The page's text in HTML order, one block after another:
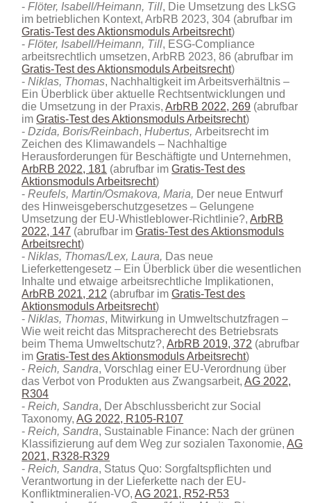
Flöter, Isabell/Heimann, Till, Die Umsetzung des LkSG
im betrieblichen Kontext, ArbRB 2023, 304 (abrufbar im
Gratis-Test des Aktionsmoduls Arbeitsrecht)
Flöter, Isabell/Heimann, Till, ESG-Compliance
arbeitsrechtlich umsetzen, ArbRB 2023, 86 (abrufbar im
Gratis-Test des Aktionsmoduls Arbeitsrecht)
Niklas, Thomas, Nachhaltigkeit im Arbeitsverhältnis –
Ein Überblick über aktuelle Rechtsentwicklungen und
die Umsetzung in der Praxis,ArbRB 2022, 269 (abrufbar
imGratis-Test des Aktionsmoduls Arbeitsrecht)
Dzida, Boris/Reinbach,Hubertus,Arbeitsrecht im
Zeichen des Klimawandels – Nachhaltige
Herausforderungen für Beschäftigte und Unternehmen,
ArbRB 2022, 181 (abrufbar imGratis-Test des
Aktionsmoduls Arbeitsrecht)
Reufels, Martin/Osmakova, Maria, Der neue Entwurf
des Hinweisgeberschutzgesetzes – Gelungene
Umsetzung der EU-Whistleblower-Richtlinie?,ArbRB
2022, 147 (abrufbar imGratis-Test des Aktionsmoduls
Arbeitsrecht)
Niklas, Thomas/Lex, Laura, Das neue
Lieferkettengesetz – Ein Überblick über die wesentlichen
Inhalte und etwaige arbeitsrechtliche Implikationen,
ArbRB 2021, 212 (abrufbar imGratis-Test des
Aktionsmoduls Arbeitsrecht)
Niklas, Thomas, Mitwirkung in Umweltschutzfragen –
Wie weit reicht das Mitspracherecht des Betriebsrats
beim Thema Umweltschutz?,ArbRB 2019, 372 (abrufbar
imGratis-Test des Aktionsmoduls Arbeitsrecht)
Reich, Sandra, Vorschlag einer EU-Verordnung über
das Verbot von Produkten aus Zwangsarbeit,AG 2022,
R304
Reich, Sandra, Der Abschlussbericht zur Social
Taxonomy,AG 2022, R105-R107
Reich, Sandra, Sustainable Finance: Nach der grünen
Klassifizierung auf dem Weg zur sozialen Taxonomie,AG
2021, R328-R329
Reich, Sandra, Status Quo: Sorgfaltspflichten und
Verantwortung in der Lieferkette nach der EU-
Konfliktmineralien-VO,AG 2021, R52-R53